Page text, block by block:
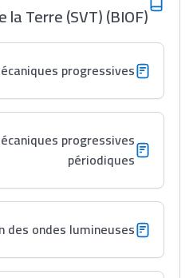
إلياس أريدال، إطار
فمنظّمة دولية
مهنة التّرجمة، العمل
التّطوّعي، التّشبيك و
أشياء أخرى مع مامودو
بطلة المغرب فالقفز
الطولي، ملاك البردع
كتحكي على تجربتها
فالرّياضة و الدّراسة
la Terre (SVT) (BIOF)
progressives
progressives
périodiques
des ondes lumineuses